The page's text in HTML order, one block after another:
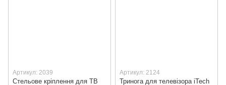
Артикул: 2039
Стельове кріплення для ТВ
Артикул: 2124
Тринога для телевізора iTech